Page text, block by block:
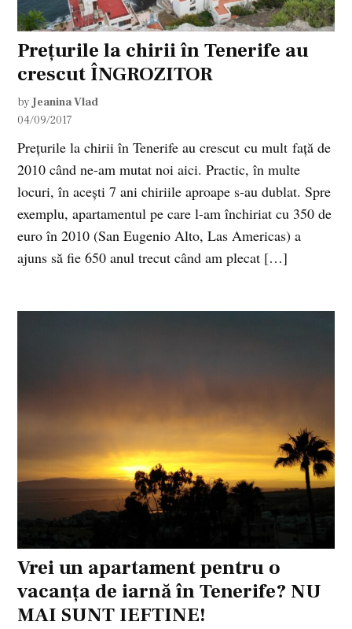
Prețurile la chirii în Tenerife au
crescut ÎNGROZITOR
by Jeanina Vlad
04/09/2017
Prețurile la chirii în Tenerife au crescut cu mult față de
2010 când ne-am mutat noi aici. Practic, în multe
locuri, în acești 7 ani chiriile aproape s-au dublat. Spre
exemplu, apartamentul pe care l-am închiriat cu 350 de
euro în 2010 (San Eugenio Alto, Las Americas) a
ajuns să fie 650 anul trecut când am plecat […]
Vrei un apartament pentru o
vacanța de iarnă în Tenerife? NU
MAI SUNT IEFTINE!